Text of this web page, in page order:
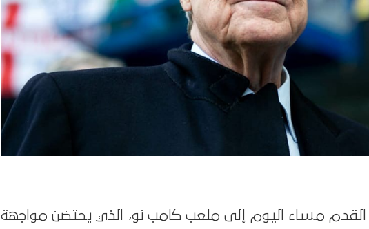
القدم مساء اليوم إلى ملعب كامب نو، الذي يحتضن مواجهة